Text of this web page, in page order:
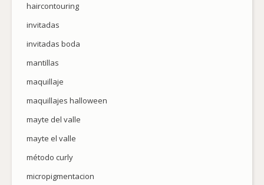
haircontouring
invitadas
invitadas boda
mantillas
maquillaje
maquillajes halloween
mayte del valle
mayte el valle
método curly
micropigmentacion